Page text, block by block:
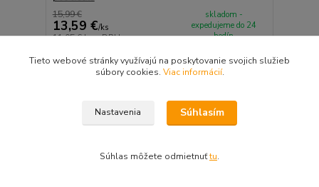
15,99 €
13,59 €/ks
11,05 €bez DPH
skladom -
expedujeme do 24
hodín
Pridať do košíka
Tieto webové stránky využívajú na poskytovanie svojich služieb
súbory cookies. Viac informácií.
Nastavenia Súhlasím
Súhlas môžete odmietnuťtu.